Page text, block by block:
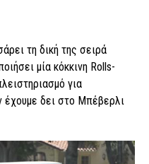
τη δική της σειρά
μία κόκκινη Rolls-
για
έχουμε δει στο Μπέβερλι